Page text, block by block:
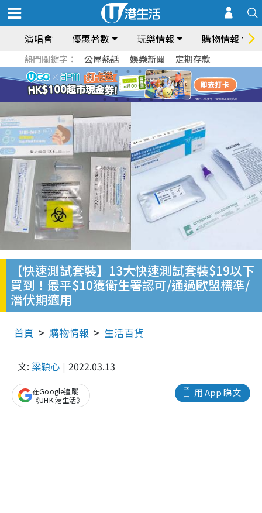
演唱會 優惠著數 玩樂情報 購物情報
熱門關鍵字： 公屋熱話 娛樂新聞 定期存款
【快速測試套裝】13大快速測試套裝$19以下
買到！最平$10獲衛生署認可/通過歐盟標準/
潛伏期適用
首頁 購物情報 生活百貨
文: 梁穎心 2022.03.13
用 App 睇文
在Google追蹤
《UHK 港生活》